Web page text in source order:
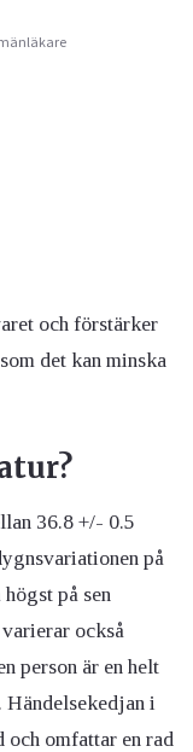
och förstärker
det kan minska
36.8 +/- 0.5
på
på sen
också
person är en helt
Händelsekedjan i
omfattar en rad